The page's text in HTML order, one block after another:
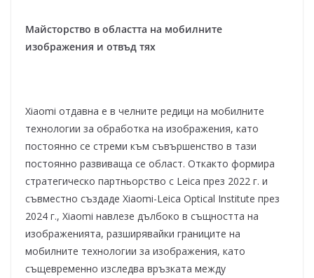
Майсторство в областта на мобилните
изображения и отвъд тях
Xiaomi отдавна е в челните редици на мобилните
технологии за обработка на изображения, като
постоянно се стреми към съвършенство в тази
постоянно развиваща се област. Откакто формира
стратегическо партньорство с Leica през 2022 г. и
съвместно създаде Xiaomi-Leica Optical Institute през
2024 г., Xiaomi навлезе дълбоко в същността на
изображенията, разширявайки границите на
мобилните технологии за изображения, като
същевременно изследва връзката между